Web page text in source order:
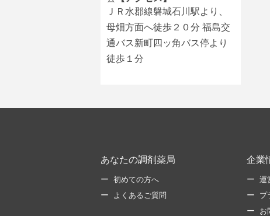
ＪＲ水郡線磐城石川駅より、
母畑方面へ徒歩２０分 福島交
通バス新町四ッ角バス停より
徒歩１分
あなたの調剤薬局
初めての方へ
よくあるご質問
企業
運
プ
お